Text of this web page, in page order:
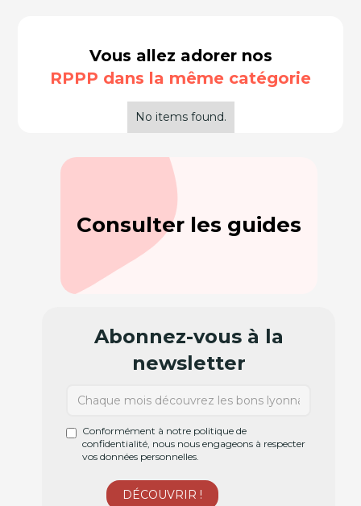
Vous allez adorer nos
RPPP dans la même catégorie
No items found.
Consulter les guides
Abonnez-vous à la
newsletter
Conformément à notre politique de
confidentialité, nous nous engageons à respecter
vos données personnelles.